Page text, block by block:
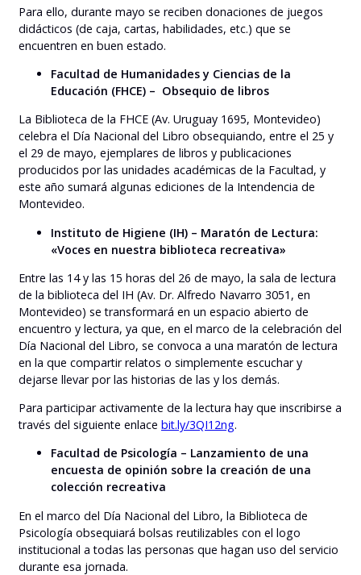
Para ello, durante mayo se reciben donaciones de juegos
didácticos (de caja, cartas, habilidades, etc.) que se
encuentren en buen estado.
Facultad de Humanidades y Ciencias de la
Educación (FHCE) – Obsequio de libros
La Biblioteca de la FHCE (Av. Uruguay 1695, Montevideo)
celebra el Día Nacional del Libro obsequiando, entre el 25 y
el 29 de mayo, ejemplares de libros y publicaciones
producidos por las unidades académicas de la Facultad, y
este año sumará algunas ediciones de la Intendencia de
Montevideo.
Instituto de Higiene (IH) – Maratón de Lectura:
«Voces en nuestra biblioteca recreativa»
Entre las 14 y las 15 horas del 26 de mayo, la sala de lectura
de la biblioteca del IH (Av. Dr. Alfredo Navarro 3051, en
Montevideo) se transformará en un espacio abierto de
encuentro y lectura, ya que, en el marco de la celebración del
Día Nacional del Libro, se convoca a una maratón de lectura
en la que compartir relatos o simplemente escuchar y
dejarse llevar por las historias de las y los demás.
Para participar activamente de la lectura hay que inscribirse a
través del siguiente enlace bit.ly/3QI12ng.
Facultad de Psicología – Lanzamiento de una
encuesta de opinión sobre la creación de una
colección recreativa
En el marco del Día Nacional del Libro, la Biblioteca de
Psicología obsequiará bolsas reutilizables con el logo
institucional a todas las personas que hagan uso del servicio
durante esa jornada.